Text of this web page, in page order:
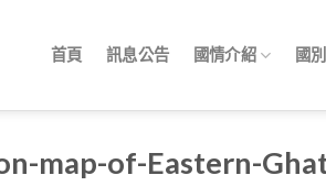
首頁 訊息公告 國情介紹 國
map-of-Eastern-